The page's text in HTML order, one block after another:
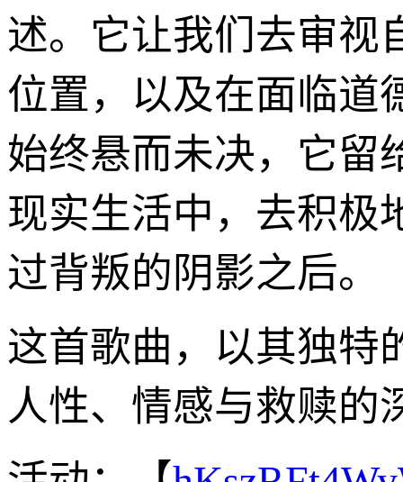
述。它让我们去审视
位置，以及在面临道
始终悬而未决，它留
现实生活中，去积极
过背叛的阴影之后。
这首歌曲，以其独特
人性、情感与救赎的